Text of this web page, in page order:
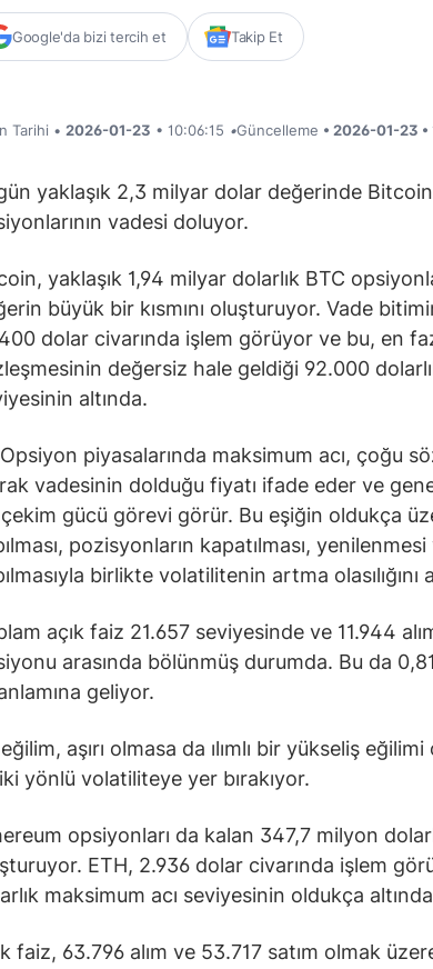
Google'da bizi tercih et Takip Et
Tarihi • 2026-01-23 • 10:06:15 •Güncelleme • 2026-01-23 •
yaklaşık 2,3 milyar dolar değerinde
vadesi doluyor.
yaklaşık 1,94 milyar dolarlık BTC
büyük bir kısmını oluşturuyor. Vade
dolar civarında işlem görüyor ve bu, en
değersiz hale geldiği 92.000
altında.
Opsiyon piyasalarında maksimum acı, çoğu
vadesinin dolduğu fiyatı ifade eder ve
gücü görevi görür. Bu eşiğin oldukça
pozisyonların kapatılması,
birlikte volatilitenin artma olasılığını
açık faiz 21.657 seviyesinde ve 11.944
arasında bölünmüş durumda. Bu da
geliyor.
aşırı olmasa da ılımlı bir yükseliş
yönlü volatiliteye yer bırakıyor.
opsiyonları da kalan 347,7 milyon
ETH, 2.936 dolar civarında işlem
maksimum acı seviyesinin oldukça
faiz, 63.796 alım ve 53.717 satım olmak